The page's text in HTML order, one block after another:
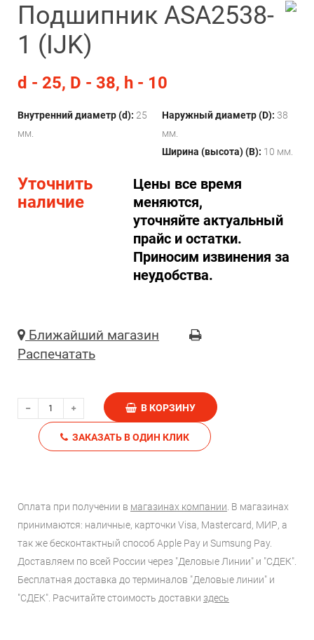
Подшипник ASA2538-
1 (IJK)
d - 25, D - 38, h - 10
Внутренний диаметр (d): 25
мм.
Наружный диаметр (D): 38
мм.
Ширина (высота) (B): 10 мм.
Уточнить
наличие
Цены все время
меняются,
уточняйте актуальный
прайс и остатки.
Приносим извинения за
неудобства.
Ближайший магазин
Распечатать
В КОРЗИНУ
ЗАКАЗАТЬ В ОДИН КЛИК
Оплата при получении в магазинах компании . В магазинах
принимаются: наличные, карточки Visa, Mastercard, МИР, а
так же бесконтактный способ Apple Pay и Sumsung Pay.
Доставляем по всей России через "Деловые Линии" и "СДЕК".
Бесплатная доставка до терминалов "Деловые линии" и
"СДЕК". Расчитайте стоимость доставки здесь